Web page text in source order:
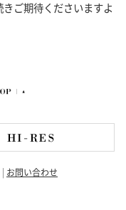
ご期待くださいますよ
お問い合わせ